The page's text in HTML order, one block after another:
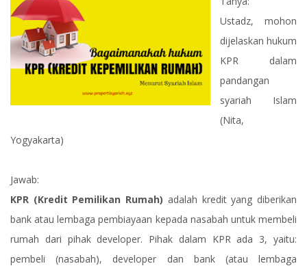
t
i
n
Ustadz, mohon
dijelaskan hukum
KPR dalam
pandangan
syariah Islam
(Nita,
Yogyakarta)
Jawab:
KPR (Kredit Pemilikan Rumah) adalah kredit yang diberikan
bank atau lembaga pembiayaan kepada nasabah untuk membeli
rumah dari pihak developer. Pihak dalam KPR ada 3, yaitu:
pembeli (nasabah), developer dan bank (atau lembaga